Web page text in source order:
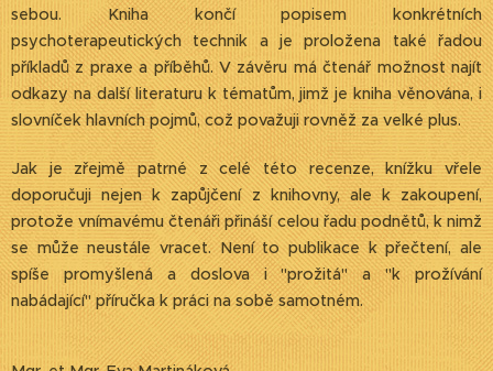
sebou. Kniha končí popisem konkrétních
psychoterapeutických technik a je proložena také řadou
příkladů z praxe a příběhů. V závěru má čtenář možnost najít
odkazy na další literaturu k tématům, jimž je kniha věnována, i
slovníček hlavních pojmů, což považuji rovněž za velké plus.
Jak je zřejmě patrné z celé této recenze, knížku vřele
doporučuji nejen k zapůjčení z knihovny, ale k zakoupení,
protože vnímavému čtenáři přináší celou řadu podnětů, k nimž
se může neustále vracet. Není to publikace k přečtení, ale
spíše promyšlená a doslova i "prožitá" a "k prožívání
nabádající" příručka k práci na sobě samotném.